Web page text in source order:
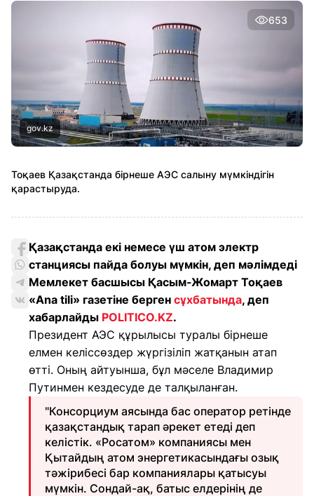
653
gov.kz
Тоқаев Қазақстанда бірнеше АЭС салыну мүмкіндігін
қарастыруда.
Қазақстанда екі немесе үш атом электр
станциясы пайда болуы мүмкін, деп мәлімдеді
Мемлекет басшысы Қасым-Жомарт Тоқаев
«Ana tili» газетіне берген сұхбатында, деп
хабарлайды POLITICO.KZ.
Президент АЭС құрылысы туралы бірнеше
елмен келіссөздер жүргізіліп жатқанын атап
өтті. Оның айтуынша, бұл мәселе Владимир
Путинмен кездесуде де талқыланған.
"Консорциум аясында бас оператор ретінде
қазақстандық тарап әрекет етеді деп
келістік. «Росатом» компаниясы мен
Қытайдың атом энергетикасындағы озық
тәжірибесі бар компаниялары қатысуы
мүмкін. Сондай-ақ, батыс елдерінің де